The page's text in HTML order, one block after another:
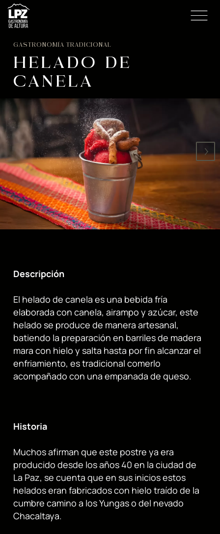
GASTRONOMÍA TRADICIONAL
HELADO DE
CANELA
Descripción
El helado de canela es una bebida fría
elaborada con canela, airampo y azúcar, este
helado se produce de manera artesanal,
batiendo la preparación en barriles de madera
mara con hielo y salta hasta por fin alcanzar el
enfriamiento, es tradicional comerlo
acompañado con una empanada de queso.
Historia
Muchos afirman que este postre ya era
producido desde los años 40 en la ciudad de
La Paz, se cuenta que en sus inicios estos
helados eran fabricados con hielo traído de la
cumbre camino a los Yungas o del nevado
Chacaltaya.